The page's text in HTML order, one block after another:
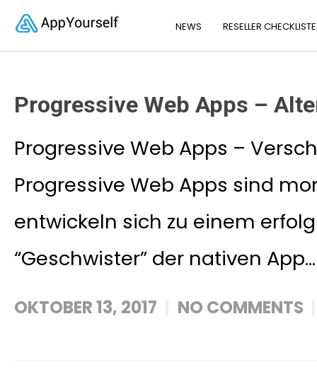
NEWS RESELLER CHECKLISTE
Progressive Web Apps –
Progressive Web Apps –
Progressive Web Apps sind
entwickeln sich zu einem
“Geschwister” der nativen
OKTOBER 13, 2017 NO COMMENTS